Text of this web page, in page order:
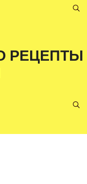
РЕЦЕПТЫ